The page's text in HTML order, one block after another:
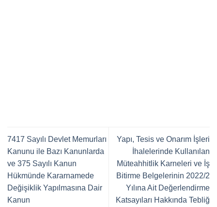
7417 Sayılı Devlet Memurları
Kanunu ile Bazı Kanunlarda
ve 375 Sayılı Kanun
Hükmünde Kararnamede
Değişiklik Yapılmasına Dair
Kanun
Yapı, Tesis ve Onarım İşleri
İhalelerinde Kullanılan
Müteahhitlik Karneleri ve İş
Bitirme Belgelerinin 2022/2
Yılına Ait Değerlendirme
Katsayıları Hakkında Tebliğ